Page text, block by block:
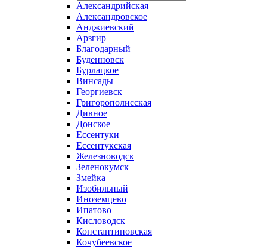
Александрийская
Александровское
Анджиевский
Арзгир
Благодарный
Буденновск
Бурлацкое
Винсады
Георгиевск
Григорополисская
Дивное
Донское
Ессентуки
Ессентукская
Железноводск
Зеленокумск
Змейка
Изобильный
Иноземцево
Ипатово
Кисловодск
Константиновская
Кочубеевское